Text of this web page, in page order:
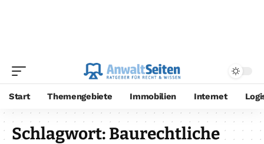
Start Themengebiete Immobilien Internet
Schlagwort: Baurechtliche